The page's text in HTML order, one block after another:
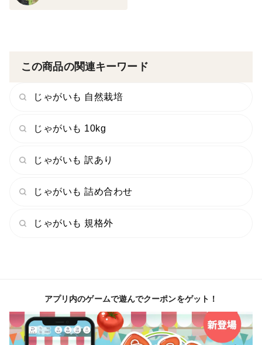
この商品の関連キーワード
じゃがいも 自然栽培
じゃがいも 10kg
じゃがいも 訳あり
じゃがいも 詰め合わせ
じゃがいも 規格外
アプリ内のゲームで遊んでクーポンをゲット！